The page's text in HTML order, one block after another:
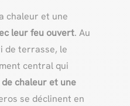
chaleur et une
leur feu ouvert. Au
de terrasse, le
central qui
chaleur et une
se déclinent en